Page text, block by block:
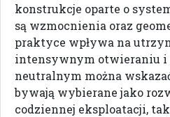
konstrukcje oparte o
są wzmocnienia oraz
praktyce wpływa na
intensywnym otwieraniu i
neutralnym można
bywają wybierane jako
codziennej eksploatacji,